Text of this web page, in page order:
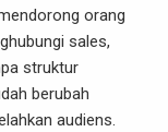
orang
sales,
struktur
berubah
audiens.